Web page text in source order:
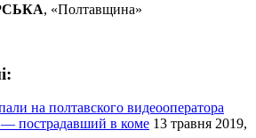
, «Полтавщина»
на полтавского видеооператора
— пострадавший в коме 13 травня 2019,